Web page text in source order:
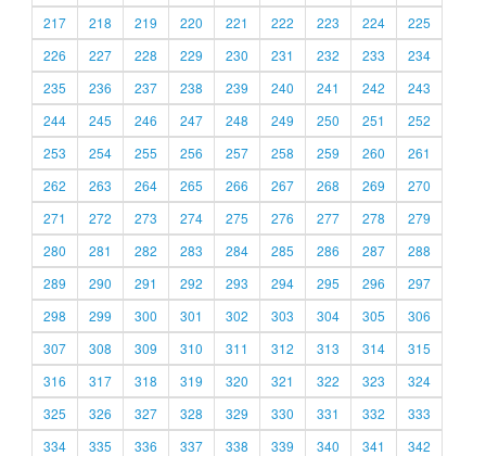
217
218 219 220 221 222 223 224
225
226
227 228 229 230 231 232 233
234
235
236 237 238 239 240 241 242
243
244
245 246 247 248 249 250 251
252
253
254 255 256 257 258 259 260
261
262
263 264 265 266 267 268 269
270
271
272 273 274 275 276 277 278
279
280
281 282 283 284 285 286 287
288
289
290 291 292 293 294 295 296
297
298
299 300 301 302 303 304 305
306
307
308 309 310 311 312 313 314
315
316
317 318 319 320 321 322 323
324
325
326 327 328 329 330 331 332
333
334
335 336 337 338 339 340 341 342